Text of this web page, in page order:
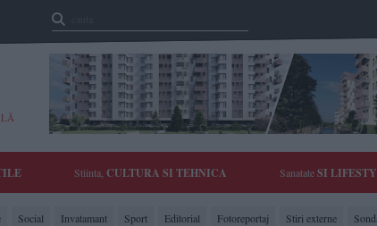
Stiinta, CULTURA SI TEHNICA SanatateSI
Social Invatamant Sport Editorial Fotoreportaj Stiri externe